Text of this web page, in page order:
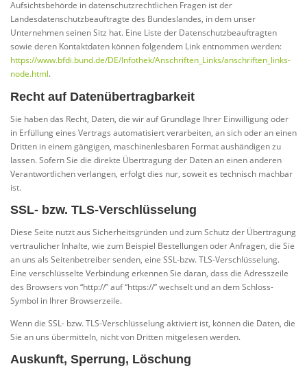
Aufsichtsbehörde in datenschutzrechtlichen Fragen ist der
Landesdatenschutzbeauftragte des Bundeslandes, in dem unser
Unternehmen seinen Sitz hat. Eine Liste der Datenschutzbeauftragten
sowie deren Kontaktdaten können folgendem Link entnommen werden:
https://www.bfdi.bund.de/DE/Infothek/Anschriften_Links/anschriften_links-
node.html.
Recht auf Datenübertragbarkeit
Sie haben das Recht, Daten, die wir auf Grundlage Ihrer Einwilligung oder
in Erfüllung eines Vertrags automatisiert verarbeiten, an sich oder an einen
Dritten in einem gängigen, maschinenlesbaren Format aushändigen zu
lassen. Sofern Sie die direkte Übertragung der Daten an einen anderen
Verantwortlichen verlangen, erfolgt dies nur, soweit es technisch machbar
ist.
SSL- bzw. TLS-Verschlüsselung
Diese Seite nutzt aus Sicherheitsgründen und zum Schutz der Übertragung
vertraulicher Inhalte, wie zum Beispiel Bestellungen oder Anfragen, die Sie
an uns als Seitenbetreiber senden, eine SSL-bzw. TLS-Verschlüsselung.
Eine verschlüsselte Verbindung erkennen Sie daran, dass die Adresszeile
des Browsers von “http://” auf “https://” wechselt und an dem Schloss-
Symbol in Ihrer Browserzeile.
Wenn die SSL- bzw. TLS-Verschlüsselung aktiviert ist, können die Daten, die
Sie an uns übermitteln, nicht von Dritten mitgelesen werden.
Auskunft, Sperrung, Löschung